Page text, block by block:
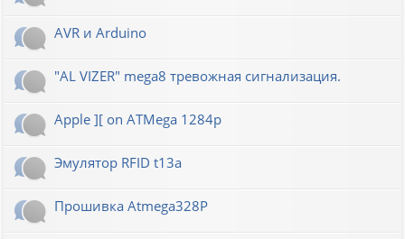
AVR и Arduino
"AL VIZER" mega8 тревожная сигнализация.
Apple ][ on ATMega 1284p
Эмулятор RFID t13a
Прошивка Atmega328P